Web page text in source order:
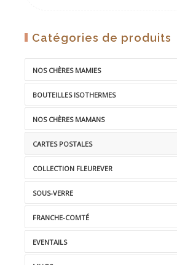
Catégories de produits
NOS CHÈRES MAMIES
BOUTEILLES ISOTHERMES
NOS CHÈRES MAMANS
CARTES POSTALES
COLLECTION FLEUREVER
SOUS-VERRE
FRANCHE-COMTÉ
EVENTAILS